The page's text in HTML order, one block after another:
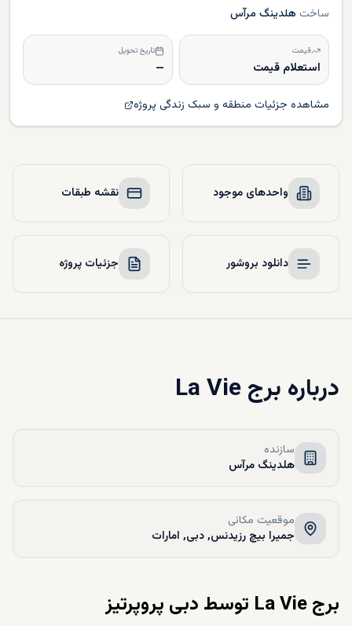
ساخت هلدینگ مرآس
قیمت
استعلام قیمت
تاریخ تحویل
—
مشاهده جزئیات منطقه و سبک زندگی پروژه
واحدهای موجود نقشه طبقات
دانلود بروشور جزئیات پروژه
درباره برج La Vie
سازنده
هلدینگ مرآس
موقعیت مکانی
جمیرا بیچ رزیدنس, دبی, امارات
برج La Vie توسط دبی پروپرتیز